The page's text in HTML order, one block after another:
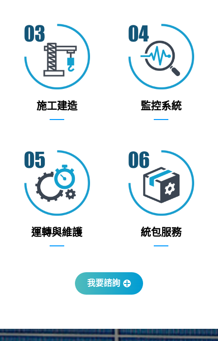
施工建造 監控系統
運轉與維護 統包服務
我要諮詢